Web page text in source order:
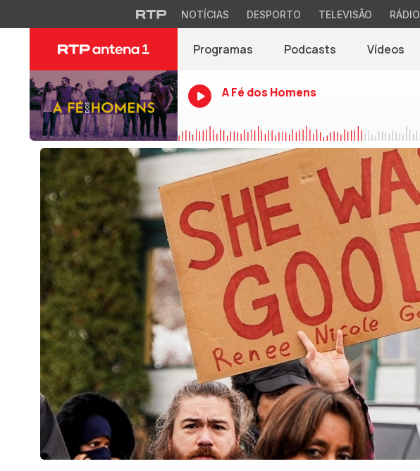
NOTÍCIAS DESPORTO TELEVISÃO RÁDIO
Programas Podcasts Vídeos
A Fé dos Homens